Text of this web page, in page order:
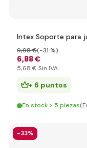
Intex Soporte para
6,88 €
9,98 €(-31 %)
5,68 € Sin IVA
+ 6 puntos
En stock > 5 piezas
-33%